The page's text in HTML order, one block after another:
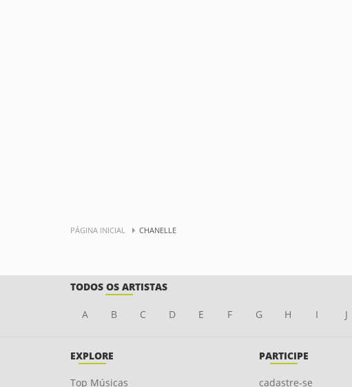
PÁGINA INICIAL CHANELLE
TODOS OS ARTISTAS
A B C D E F G H I J
EXPLORE
Top Músicas
PARTICIPE
cadastre-se